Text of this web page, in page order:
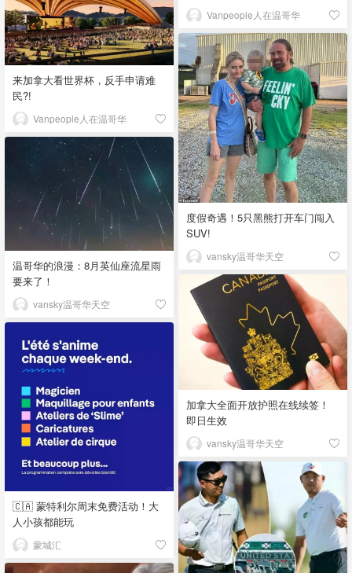
Vanpeople人在温哥华
来加拿大看世界杯，反手申请难
民?!
Vanpeople人在温哥华
度假奇遇！5只黑熊打开车门闯入
SUV!
vansky温哥华天空
温哥华的浪漫：8月英仙座流星雨
要来了！
vansky温哥华天空
加拿大全面开放护照在线续签！
即日生效
vansky温哥华天空
🇨🇦 蒙特利尔周末免费活动！大
人小孩都能玩
蒙城汇